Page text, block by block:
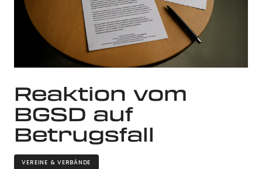
Reaktion vom
BGSD auf
Betrugsfall
VEREINE & VERBÄNDE